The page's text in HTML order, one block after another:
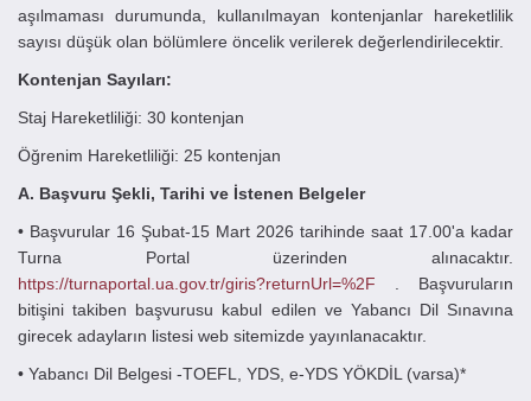
aşılmaması durumunda, kullanılmayan kontenjanlar hareketlilik
sayısı düşük olan bölümlere öncelik verilerek değerlendirilecektir.
Kontenjan Sayıları:
Staj Hareketliliği: 30 kontenjan
Öğrenim Hareketliliği: 25 kontenjan
A. Başvuru Şekli, Tarihi ve İstenen Belgeler
• Başvurular 16 Şubat-15 Mart 2026 tarihinde saat 17.00'a kadar
Turna Portal üzerinden alınacaktır.
https://turnaportal.ua.gov.tr/giris?returnUrl=%2F . Başvuruların
bitişini takiben başvurusu kabul edilen ve Yabancı Dil Sınavına
girecek adayların listesi web sitemizde yayınlanacaktır.
• Yabancı Dil Belgesi -TOEFL, YDS, e-YDS YÖKDİL (varsa)*